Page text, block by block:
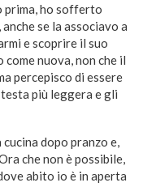
prima, ho sofferto
se la associavo a
e scoprire il suo
nuova, non che il
percepisco di essere
più leggera e gli
dopo pranzo e,
che non è possibile,
abito io è in aperta